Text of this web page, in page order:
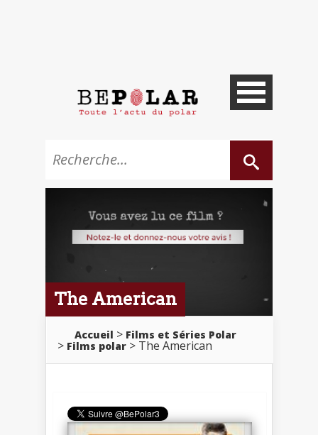
The American
Accueil
Films et Séries Polar
Films polar
The American